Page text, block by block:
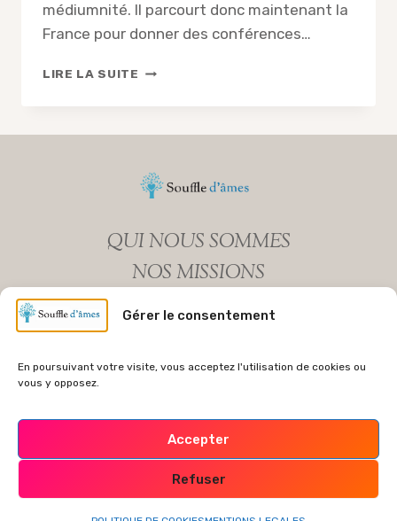
Gérer le consentement
En poursuivant votre visite, vous acceptez l'utilisation de cookies ou
vous y opposez.
Accepter
Refuser
médiumnité. Il parcourt donc maintenant la
France pour donner des conférences…
LIRE LA SUITE CONFÉRENCE
QUI NOUS SOMMES
NOS MISSIONS
MENTIONS LEGALES
POLITIQUE DE COOKIES (UE)
NEWSLETTER
© 2026, Souffle d ames | Création du site :
Maia